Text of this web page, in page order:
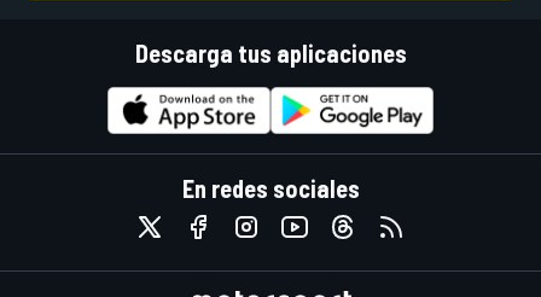
Descarga tus aplicaciones
En redes sociales